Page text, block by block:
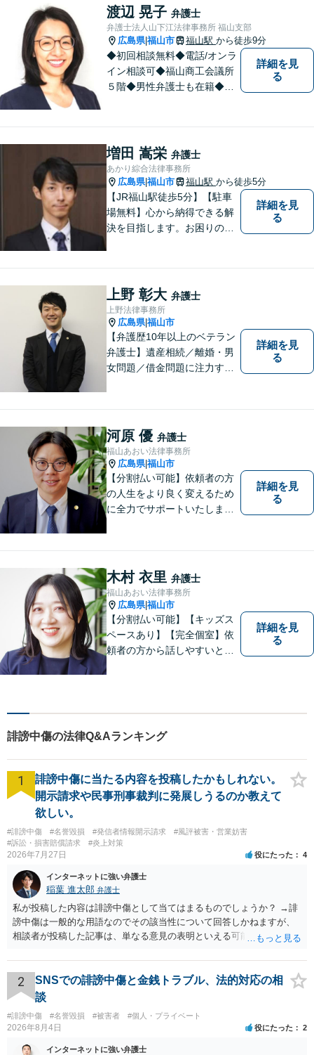
いことも安心してご相談くだ
さい。あなたの気持ちに寄り
添い、丁寧にお応えします。
渡辺 晃子 弁護士
弁護士法人山下江法律事務所 福山支部
広島県|福山市 福山駅 から徒歩9分
◆初回相談無料◆電話/オンラ
イン相談可◆福山商工会議所
５階◆男性弁護士も在籍◆離
ど。話しにくいことも安心し
てご相談ください。あなたの
気持ちに寄り添い、丁寧にお
応えします。
詳細を見
る
増田 嵩栄 弁護士
あかり綜合法律事務所
広島県|福山市 福山駅 から徒歩5分
【JR福山駅徒歩5分】【駐車
場無料】心から納得できる解
決を目指します。お困りの方
詳細を見
る
上野 彰大 弁護士
上野法律事務所
広島県|福山市
【弁護歴10年以上のベテラン
弁護士】遺産相続／離婚・男
女問題／借金問題に注力する
様に納得いただける解決を目
指します。ぜひ一度ご相談に
いらしてください。【駐車場
有】
詳細を見
る
河原 優 弁護士
福山あおい法律事務所
広島県|福山市
【分割払い可能】依頼者の方
の人生をより良く変えるため
に全力でサポートいたしま
ペースあり】
詳細を見
る
木村 衣里 弁護士
福山あおい法律事務所
広島県|福山市
【分割払い可能】【キッズス
ペースあり】【完全個室】依
頼者の方から話しやすいと定
相談ください。
詳細を見
る
誹謗中傷の法律Q&Aランキング
1
誹謗中傷に当たる内容を投稿したかもしれない。
開示請求や民事刑事裁判に発展しうるのか教えて
欲しい。
#誹謗中傷 #名誉毀損 #発信者情報開示請求
#風評被害・営業妨害
#訴訟・損害賠償請求
#炎上対策
2026年7月27日 役にたった 4
インターネットに強い弁護士
稲葉 進太郎 弁護士
私が投稿した内容は誹謗中傷として当てはまるものでしょうか？ →誹
謗中傷は一般的な用語なのでその該当性について回答しかねますが、
相談者が投稿した記事は、単なる意見の表明といえる可能性が高く、
て、開示請求が認められたり、民事裁判や刑事裁判に発展しうるもの
でしょうか？ →権利侵害や、名誉毀損・侮辱に該当する可能性が低い
ため、民事裁判や刑事裁判に発展することはあまり考えられないよう
に思われます。
2
SNSでの誹謗中傷と金銭トラブル、法的対応の相
談
#誹謗中傷 #名誉毀損 #被害者 #個人・プライベート
2026年8月4日 役にたった 2
インターネットに強い弁護士